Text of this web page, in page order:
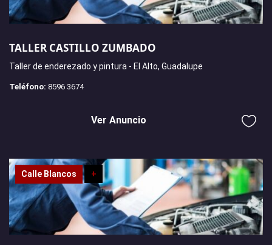
TALLER CASTILLO ZUMBADO
Taller de enderezado y pintura - El Alto, Guadalupe
Teléfono: 8596 3674
Ver Anuncio
Calle Blancos +